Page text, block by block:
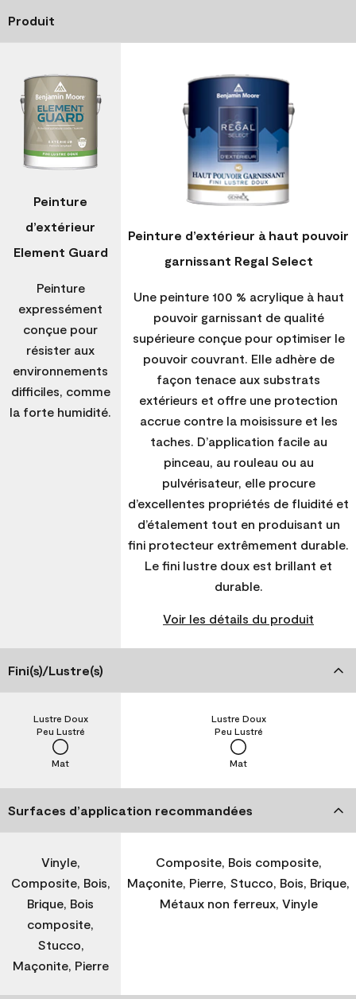
Produit
Peinture
d’extérieur
Element Guard
Peinture
expressément
conçue pour
résister aux
environnements
difficiles, comme
la forte humidité.
Peinture d’extérieur à haut pouvoir
garnissant Regal Select
Une peinture 100 % acrylique à haut
pouvoir garnissant de qualité
supérieure conçue pour optimiser le
pouvoir couvrant. Elle adhère de
façon tenace aux substrats
extérieurs et offre une protection
accrue contre la moisissure et les
taches. D’application facile au
pinceau, au rouleau ou au
pulvérisateur, elle procure
d’excellentes propriétés de fluidité et
d’étalement tout en produisant un
fini protecteur extrêmement durable.
Le fini lustre doux est brillant et
durable.
Voir les détails du produit
Fini(s)/Lustre(s)
Mat
Peu Lustré
Lustre Doux
Mat
Peu Lustré
Lustre Doux
Surfaces d’application recommandées
Vinyle,
Composite, Bois,
Brique, Bois
composite,
Stucco,
Maçonite, Pierre
Composite, Bois composite,
Maçonite, Pierre, Stucco, Bois, Brique,
Métaux non ferreux, Vinyle